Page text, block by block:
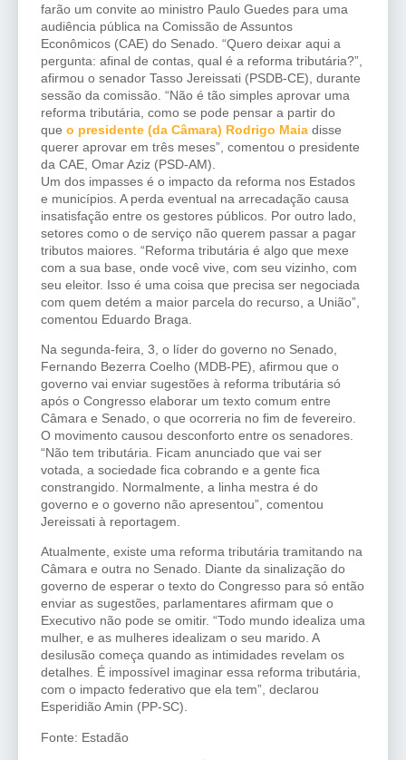
farão um convite ao ministro Paulo Guedes para uma
audiência pública na Comissão de Assuntos
Econômicos (CAE) do Senado. “Quero deixar aqui a
pergunta: afinal de contas, qual é a reforma tributária?”,
afirmou o senador Tasso Jereissati (PSDB-CE), durante
sessão da comissão. “Não é tão simples aprovar uma
reforma tributária, como se pode pensar a partir do
que o presidente (da Câmara) Rodrigo Maia disse
querer aprovar em três meses”, comentou o presidente
da CAE, Omar Aziz (PSD-AM).
Um dos impasses é o impacto da reforma nos Estados
e municípios. A perda eventual na arrecadação causa
insatisfação entre os gestores públicos. Por outro lado,
setores como o de serviço não querem passar a pagar
tributos maiores. “Reforma tributária é algo que mexe
com a sua base, onde você vive, com seu vizinho, com
seu eleitor. Isso é uma coisa que precisa ser negociada
com quem detém a maior parcela do recurso, a União”,
comentou Eduardo Braga.
Na segunda-feira, 3, o líder do governo no Senado,
Fernando Bezerra Coelho (MDB-PE), afirmou que o
governo vai enviar sugestões à reforma tributária só
após o Congresso elaborar um texto comum entre
Câmara e Senado, o que ocorreria no fim de fevereiro.
O movimento causou desconforto entre os senadores.
“Não tem tributária. Ficam anunciado que vai ser
votada, a sociedade fica cobrando e a gente fica
constrangido. Normalmente, a linha mestra é do
governo e o governo não apresentou”, comentou
Jereissati à reportagem.
Atualmente, existe uma reforma tributária tramitando na
Câmara e outra no Senado. Diante da sinalização do
governo de esperar o texto do Congresso para só então
enviar as sugestões, parlamentares afirmam que o
Executivo não pode se omitir. “Todo mundo idealiza uma
mulher, e as mulheres idealizam o seu marido. A
desilusão começa quando as intimidades revelam os
detalhes. É impossível imaginar essa reforma tributária,
com o impacto federativo que ela tem”, declarou
Esperidião Amin (PP-SC).
Fonte: Estadão